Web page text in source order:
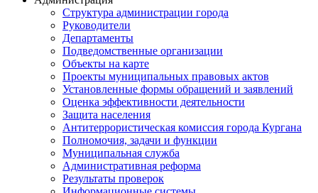
Структура администрации города
Руководители
Департаменты
Подведомственные организации
Объекты на карте
Проекты муниципальных правовых актов
Установленные формы обращений и заявлений
Оценка эффективности деятельности
Защита населения
Антитеррористическая комиссия города Кургана
Полномочия, задачи и функции
Муниципальная служба
Административная реформа
Результаты проверок